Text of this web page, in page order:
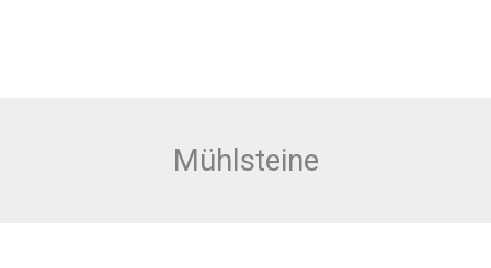
Mühlsteine